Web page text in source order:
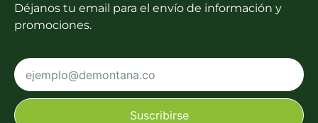
Déjanos tu email para el envío de información y
promociones.
Suscribirse